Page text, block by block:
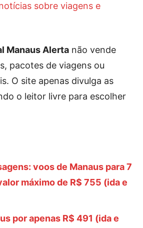
sobre viagens e
Manaus Alerta não vende
pacotes de viagens ou
O site apenas divulga as
o leitor livre para escolher
voos de Manaus para 7
máximo de R$ 755 (ida e
por apenas R$ 491 (ida e